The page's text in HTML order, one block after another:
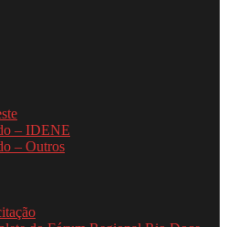
– IDENE
– Outros